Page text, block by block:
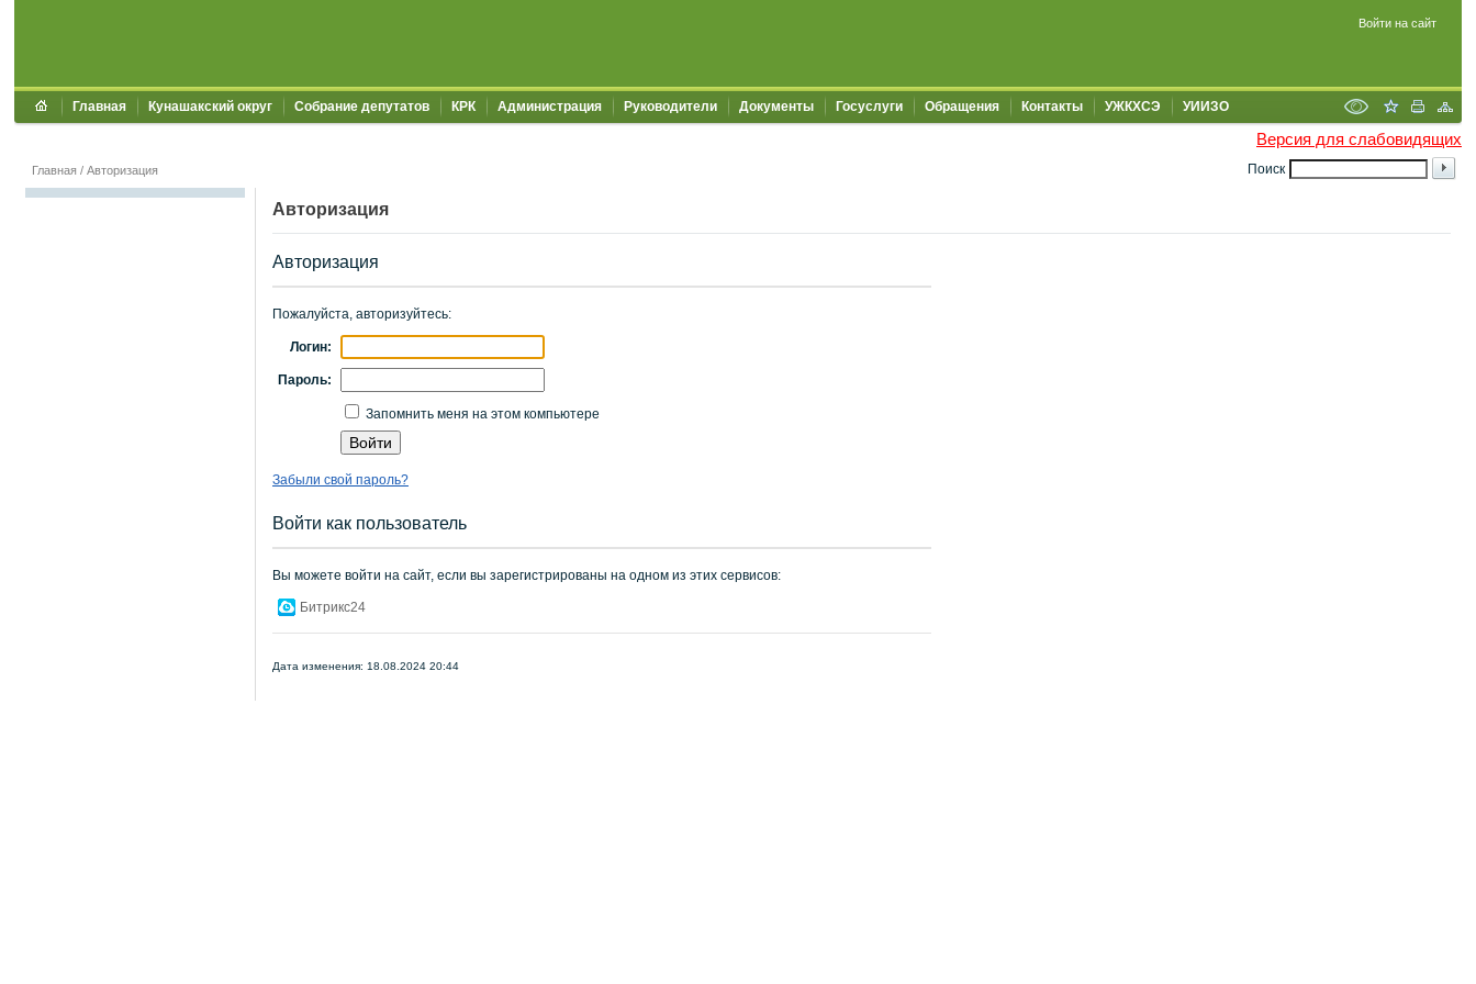
Войти на сайт
Главная Кунашакский округ Собрание депутатов КРК Администрация Руководители Документы Госуслуги Обращения Контакты УЖКХСЭ УИИЗО
Версия для слабовидящих
Поиск
Главная / Авторизация
Авторизация
Авторизация
Пожалуйста, авторизуйтесь:
Логин:
Пароль:
Запомнить меня на этом компьютере
Забыли свой пароль?
Войти как пользователь
Вы можете войти на сайт, если вы зарегистрированы на одном из этих сервисов:
Битрикс24
Дата изменения: 18.08.2024 20:44